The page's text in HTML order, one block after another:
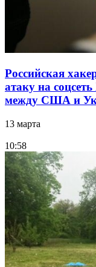
Российская
атаку на
между США и
13 марта
10:58